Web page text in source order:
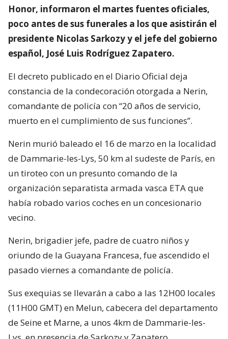
Honor, informaron el martes fuentes oficiales,
poco antes de sus funerales a los que asistirán el
presidente Nicolas Sarkozy y el jefe del gobierno
español, José Luis Rodríguez Zapatero.
El decreto publicado en el Diario Oficial deja
constancia de la condecoración otorgada a Nerin,
comandante de policía con “20 años de servicio,
muerto en el cumplimiento de sus funciones”.
Nerin murió baleado el 16 de marzo en la localidad
de Dammarie-les-Lys, 50 km al sudeste de París, en
un tiroteo con un presunto comando de la
organización separatista armada vasca ETA que
había robado varios coches en un concesionario
vecino.
Nerin, brigadier jefe, padre de cuatro niños y
oriundo de la Guayana Francesa, fue ascendido el
pasado viernes a comandante de policía.
Sus exequias se llevarán a cabo a las 12H00 locales
(11H00 GMT) en Melun, cabecera del departamento
de Seine et Marne, a unos 4km de Dammarie-les-